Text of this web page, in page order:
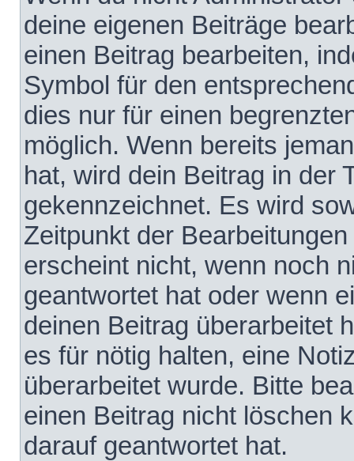
deine eigenen Beiträge
einen Beitrag bearbeiten,
Symbol für den
dies nur für einen
möglich. Wenn bereits
hat, wird dein Beitrag in der
gekennzeichnet. Es wird
Zeitpunkt der
erscheint nicht, wenn noch
geantwortet hat oder wenn
deinen Beitrag überarbeitet
es für nötig halten, eine
überarbeitet wurde. Bitte
einen Beitrag nicht löschen
darauf geantwortet hat.